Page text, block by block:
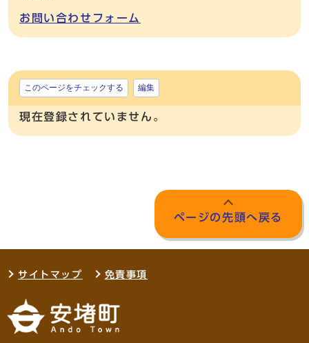
お問い合わせフォーム
このページをチェックする 編集
現在登録されていません。
ページの先頭へ戻る
サイトマップ 免責事項